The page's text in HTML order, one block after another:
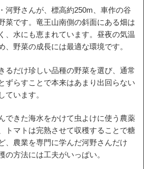
河野さんが、標高約250m、車作の谷
菜です。竜王山南側の斜面にある畑は
、水にも恵まれています。昼夜の気温
、野菜の成長には最適な環境です。
るだけ珍しい品種の野菜を選び、通常
ずらすことで本来はあまり出回らない
ています。
できた海水をかけて虫よけに使う農薬
トマトは完熟させて収穫することで糖
、農業を専門に学んだ河野さんだけ
の方法には工夫がいっぱい。